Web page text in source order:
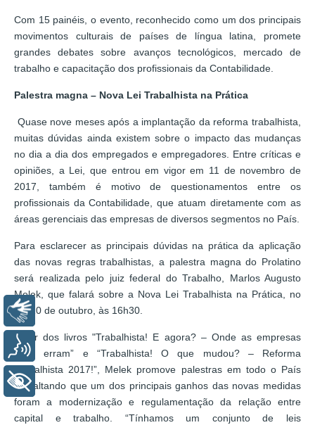
Com 15 painéis, o evento, reconhecido como um dos principais
movimentos culturais de países de língua latina, promete
grandes debates sobre avanços tecnológicos, mercado de
trabalho e capacitação dos profissionais da Contabilidade.
Palestra magna – Nova Lei Trabalhista na Prática
Quase nove meses após a implantação da reforma trabalhista,
muitas dúvidas ainda existem sobre o impacto das mudanças
no dia a dia dos empregados e empregadores. Entre críticas e
opiniões, a Lei, que entrou em vigor em 11 de novembro de
2017, também é motivo de questionamentos entre os
profissionais da Contabilidade, que atuam diretamente com as
áreas gerenciais das empresas de diversos segmentos no País.
Para esclarecer as principais dúvidas na prática da aplicação
das novas regras trabalhistas, a palestra magna do Prolatino
será realizada pelo juiz federal do Trabalho, Marlos Augusto
Melek, que falará sobre a Nova Lei Trabalhista na Prática, no
dia 10 de outubro, às 16h30.
Autor dos livros "Trabalhista! E agora? – Onde as empresas
mais erram” e “Trabalhista! O que mudou? – Reforma
Trabalhista 2017!”, Melek promove palestras em todo o País
ressaltando que um dos principais ganhos das novas medidas
foram a modernização e regulamentação da relação entre
capital e trabalho. “Tínhamos um conjunto de leis
Libras
+ Acessibilidade